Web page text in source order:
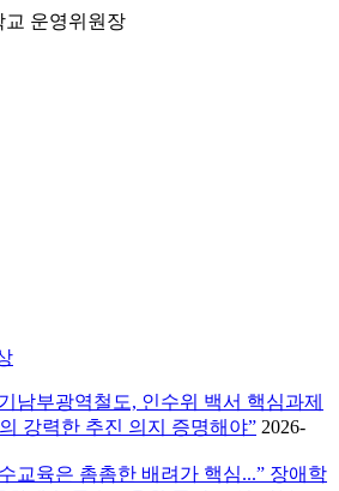
교 운영위원장
남부광역철도, 인수위 백서 핵심과제
강력한 추진 의지 증명해야” 2026-
교육은 촘촘한 배려가 핵심...” 장애학